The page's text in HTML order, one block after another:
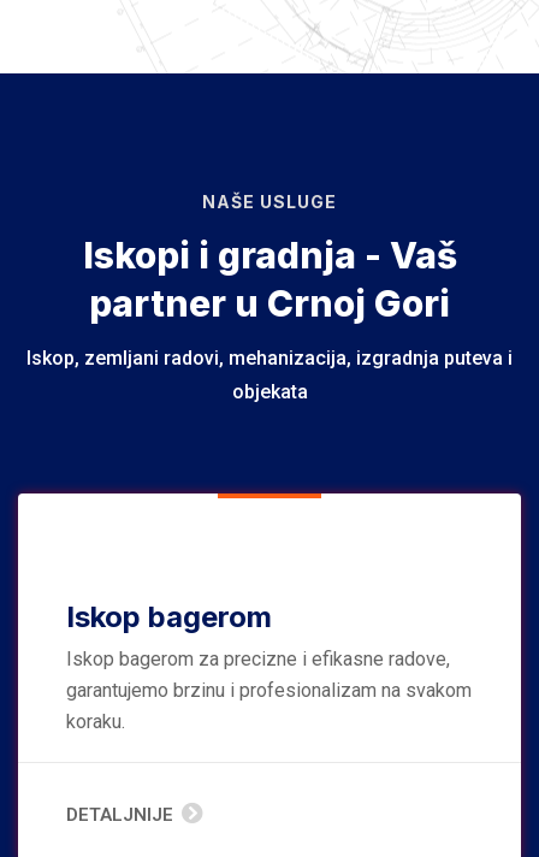
NAŠE USLUGE
Iskopi i gradnja - Vaš
partner u Crnoj Gori
Iskop, zemljani radovi, mehanizacija, izgradnja puteva i
objekata
Iskop bagerom
Iskop bagerom za precizne i efikasne radove,
garantujemo brzinu i profesionalizam na svakom
koraku.
DETALJNIJE